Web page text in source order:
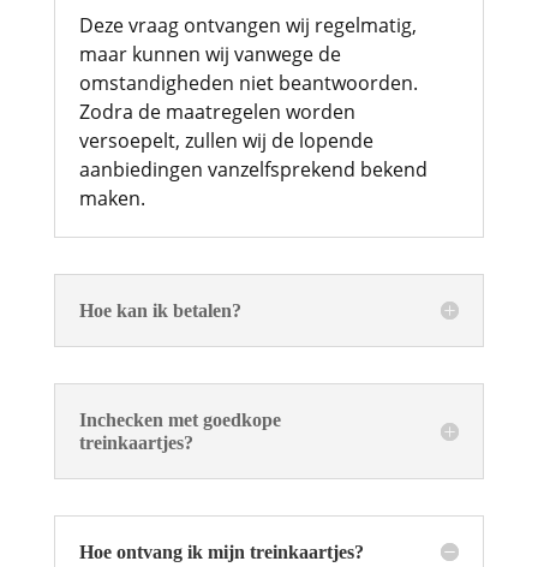
Deze vraag ontvangen wij regelmatig,
maar kunnen wij vanwege de
omstandigheden niet beantwoorden.
Zodra de maatregelen worden
versoepelt, zullen wij de lopende
aanbiedingen vanzelfsprekend bekend
maken.
Hoe kan ik betalen?
Inchecken met goedkope
treinkaartjes?
Hoe ontvang ik mijn treinkaartjes?